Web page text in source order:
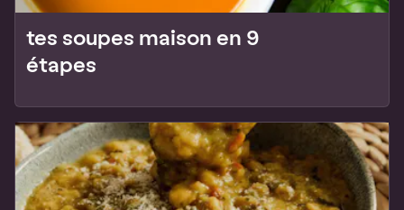
tes soupes maison en 9
étapes